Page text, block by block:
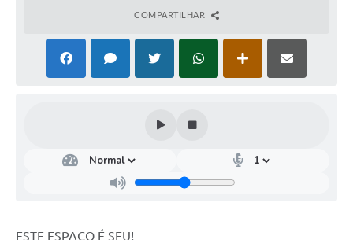
COMPARTILHAR
ESTE ESPAÇO É SEU!